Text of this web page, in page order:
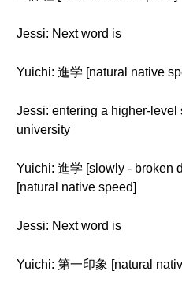
Jessi: Next word is
Yuichi: 進学 [natural native
Jessi: entering a higher-level
university
Yuichi: 進学 [slowly - broken
[natural native speed]
Jessi: Next word is
Yuichi: 第一印象 [natural